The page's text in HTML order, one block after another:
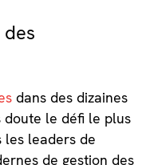
dans des dizaines
doute le défi le plus
leaders de
de gestion des